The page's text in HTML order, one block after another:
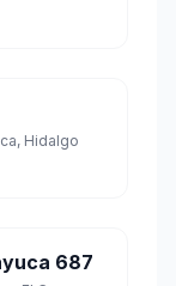
Hidalgo
687